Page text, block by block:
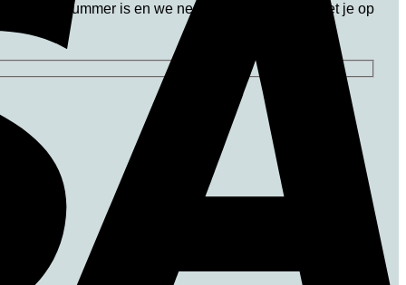
is en we nemen z.s.m. contact met je op